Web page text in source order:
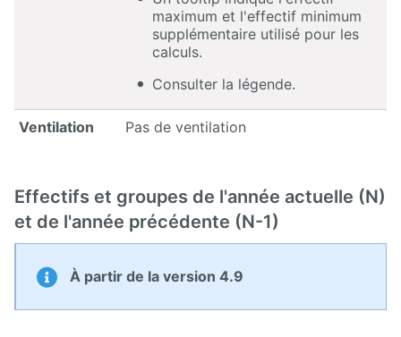
maximum et l'effectif minimum
supplémentaire utilisé pour les
calculs.
Consulter la légende.
Ventilation Pas de ventilation
Effectifs et groupes de l'année actuelle (N)
et de l'année précédente (N-1)
À partir de la version 4.9